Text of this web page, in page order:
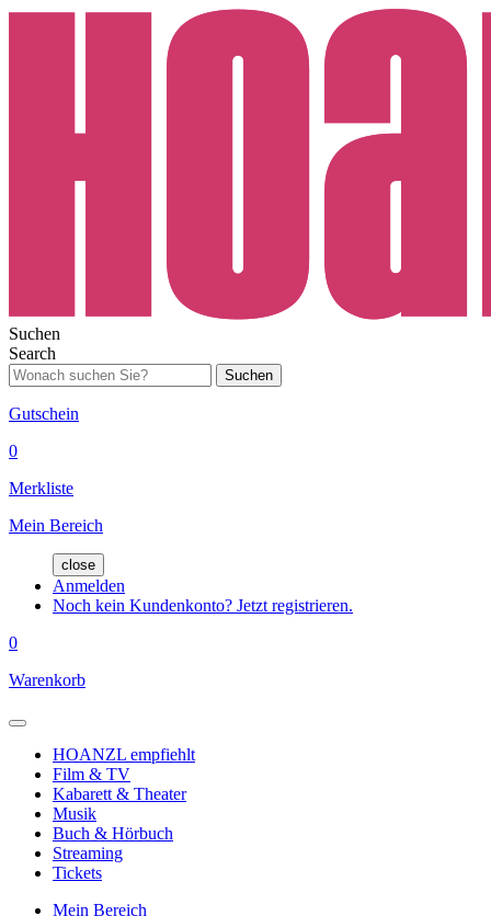
Suchen
Search
Suchen
Gutschein
0
Merkliste
Mein Bereich
close
Anmelden
Noch kein Kundenkonto? Jetzt registrieren.
0
Warenkorb
HOANZL empfiehlt
Film & TV
Kabarett & Theater
Musik
Buch & Hörbuch
Streaming
Tickets
Mein Bereich